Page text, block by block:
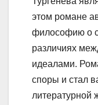
этом романе
философию о
различиях
идеалами.
споры и стал
литературной